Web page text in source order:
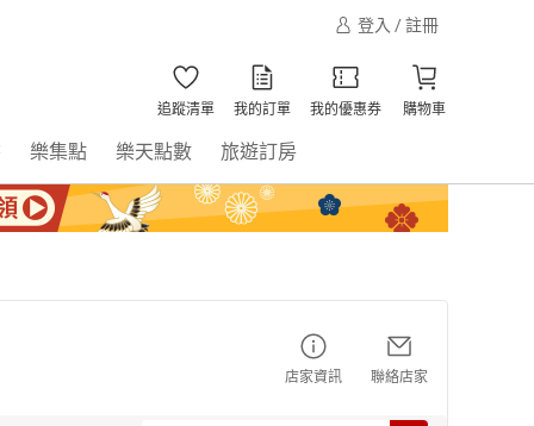
登入 / 註冊
追蹤清單 我的訂單 我的優惠券 購物車
樂集點 樂天點數 旅遊訂房
店家資訊 聯絡店家